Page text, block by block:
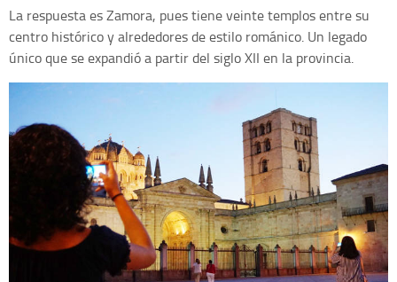
La respuesta es Zamora, pues tiene veinte templos entre su
centro histórico y alrededores de estilo románico. Un legado
único que se expandió a partir del siglo XII en la provincia.